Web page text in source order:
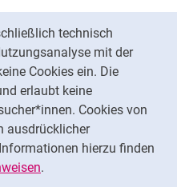
technisch
mit der
Cookies ein. Die
erlaubt keine
Cookies von
ausdrücklicher
hierzu finden
.